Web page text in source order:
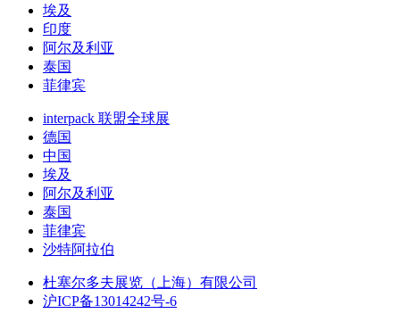
埃及
印度
阿尔及利亚
泰国
菲律宾
interpack 联盟全球展
德国
中国
埃及
阿尔及利亚
泰国
菲律宾
沙特阿拉伯
杜塞尔多夫展览（上海）有限公司
沪ICP备13014242号-6